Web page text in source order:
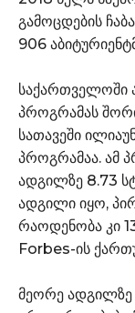
გამოცდების
906
საქართველოში
პროგრამას
სათავეში
პროგრამაა. ამ
ადგილზე 8.73
ადგილი იყო,
რაოდენობა კი
Forbes-ის
მეორე